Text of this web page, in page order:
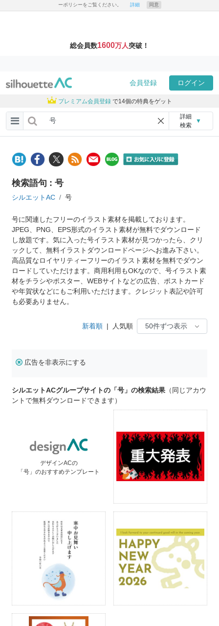
ーポリシーをご覧ください。 詳細 同意
総会員数1600万人突破！
会員登録 ログイン
プレミアム会員登録 で14個の特典をゲット
詳細
検索
▼
検索語句 : 号
シルエットAC 号
号に関連したフリーのイラスト素材を掲載しております。
JPEG、PNG、EPS形式のイラスト素材が無料でダウンロード
し放題です。気に入った号イラスト素材が見つかったら、クリ
ックして、無料イラストダウンロードページへお進み下さい。
高品質なロイヤリティーフリーのイラスト素材を無料でダウン
ロードしていただけます。商用利用もOKなので、号イラスト素
材をチラシやポスター、WEBサイトなどの広告、ポストカード
や年賀状などにもご利用いただけます。クレジット表記や許可
も必要ありません。
新着順 | 人気順
広告を非表示にする
シルエットACグループサイトの「号」の検索結果 （同じアカウ
ントで無料ダウンロードできます）
デザインACの
「号」のおすすめテンプレート